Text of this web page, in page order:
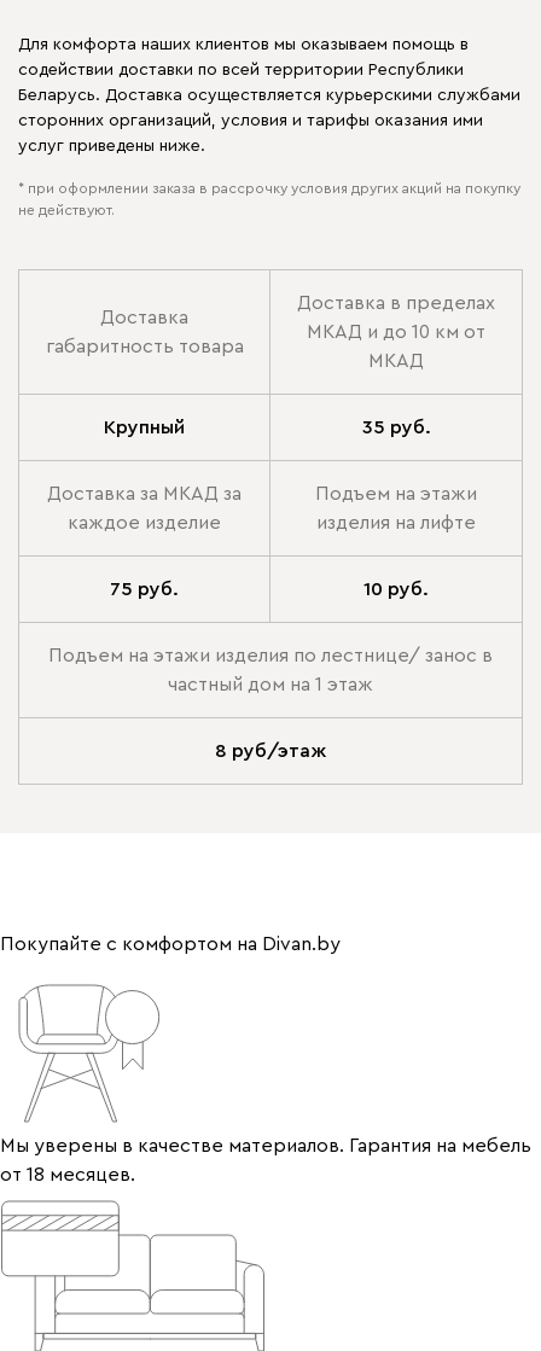
Для комфорта наших клиентов мы оказываем помощь в
содействии доставки по всей территории Республики
Беларусь. Доставка осуществляется курьерскими службами
сторонних организаций, условия и тарифы оказания ими
услуг приведены ниже.
* при оформлении заказа в рассрочку условия других акций на покупку
не действуют.
Доставка
габаритность товара
Доставка в пределах
МКАД и до 10 км от
МКАД
Крупный 35 руб.
Доставка за МКАД за
каждое изделие
Подъем на этажи
изделия на лифте
75 руб. 10 руб.
Подъем на этажи изделия по лестнице/ занос в
частный дом на 1 этаж
8 руб/этаж
Покупайте с комфортом на Divan.by
Мы уверены в качестве материалов. Гарантия на мебель
от 18 месяцев.